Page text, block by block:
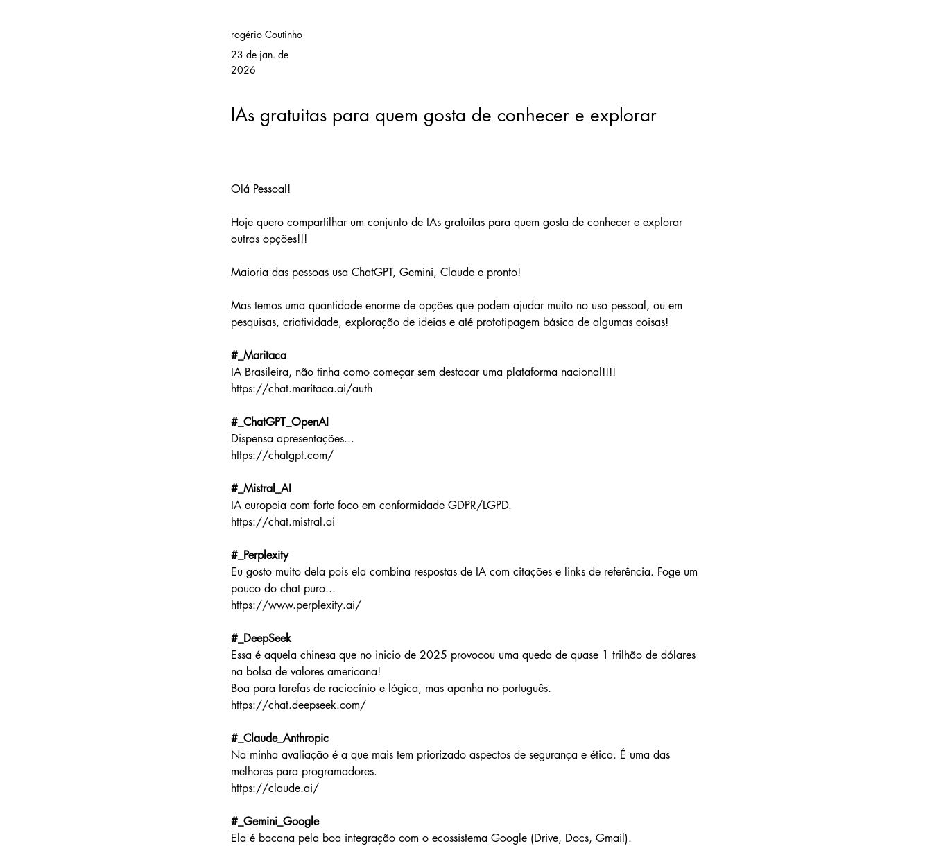
rogério Coutinho
23 de jan. de
2026
IAs gratuitas para quem gosta de conhecer e explorar
Olá Pessoal!
Hoje quero compartilhar um conjunto de IAs gratuitas para quem gosta de conhecer e explorar
outras opções!!!
Maioria das pessoas usa ChatGPT, Gemini, Claude e pronto!
Mas temos uma quantidade enorme de opções que podem ajudar muito no uso pessoal, ou em
pesquisas, criatividade, exploração de ideias e até prototipagem básica de algumas coisas!
#_Maritaca
IA Brasileira, não tinha como começar sem destacar uma plataforma nacional!!!!
https://chat.maritaca.ai/auth
#_ChatGPT_OpenAI
Dispensa apresentações...
https://chatgpt.com/
#_Mistral_AI
IA europeia com forte foco em conformidade GDPR/LGPD.
https://chat.mistral.ai
#_Perplexity
Eu gosto muito dela pois ela combina respostas de IA com citações e links de referência. Foge um
pouco do chat puro...
https://www.perplexity.ai/
#_DeepSeek
Essa é aquela chinesa que no inicio de 2025 provocou uma queda de quase 1 trilhão de dólares
na bolsa de valores americana!
Boa para tarefas de raciocínio e lógica, mas apanha no português.
https://chat.deepseek.com/
#_Claude_Anthropic
Na minha avaliação é a que mais tem priorizado aspectos de segurança e ética. É uma das
melhores para programadores.
https://claude.ai/
#_Gemini_Google
Ela é bacana pela boa integração com o ecossistema Google (Drive, Docs, Gmail).